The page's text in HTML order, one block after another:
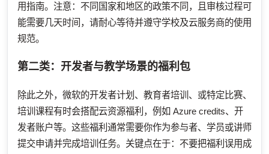
用指南。注意：不同国家和地区的政策不同，且审核过程可
能需要几天时间，请耐心等待并遵守学校及云服务商的使用
规范。
第二类：开发者与教学场景的福利包
除此之外，微软的开发者计划、教育者培训、或特定比赛、
培训课程有时会搭配云资源福利，例如 Azure credits、开
发者账户等。这些福利通常需要你作为参与者、学员或讲师
提交申请并完成培训任务。关键点在于：不要把福利误用成